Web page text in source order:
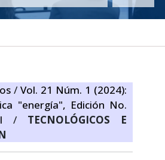
/ Vol. 21 Núm. 1 (2024):
"energía", Edición No.
I /
TECNOLÓGICOS E